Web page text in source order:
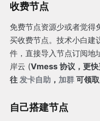
收费节点
免费节点资源少或者觉得
买收费节点。技术小白建
件，直接导入节点订阅地
岸云 (Vmess 协议，更快
往 发卡自助 ， 加群 可领
自己搭建节点